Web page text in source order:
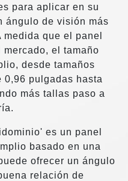
para aplicar en su
ángulo de visión más
que el panel
mercado, el tamaño
desde tamaños
0,96 pulgadas hasta
más tallas paso a
es un panel
basado en una
ofrecer un ángulo
relación de